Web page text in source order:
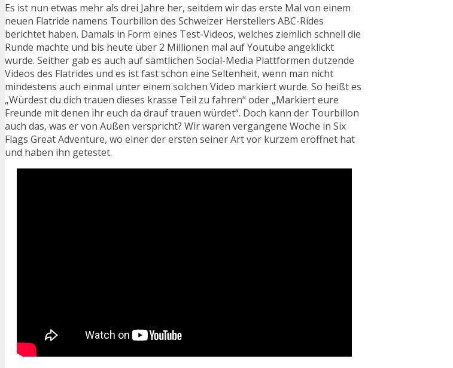
Es ist nun etwas mehr als drei Jahre her, seitdem wir das erste Mal von einem
neuen Flatride namens Tourbillon des Schweizer Herstellers ABC-Rides
berichtet haben. Damals in Form eines Test-Videos, welches ziemlich schnell die
Runde machte und bis heute über 2 Millionen mal auf Youtube angeklickt
wurde. Seither gab es auch auf sämtlichen Social-Media Plattformen dutzende
Videos des Flatrides und es ist fast schon eine Seltenheit, wenn man nicht
mindestens auch einmal unter einem solchen Video markiert wurde. So heißt es
„Würdest du dich trauen dieses krasse Teil zu fahren“ oder „Markiert eure
Freunde mit denen ihr euch da drauf trauen würdet“. Doch kann der Tourbillon
auch das, was er von Außen verspricht? Wir waren vergangene Woche in Six
Flags Great Adventure, wo einer der ersten seiner Art vor kurzem eröffnet hat
und haben ihn getestet.